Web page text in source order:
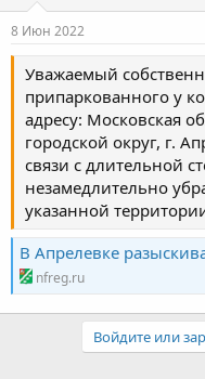
е
м
ч
а
а
8 Июн 2022
Уважаемый
припаркованного у
адресу: Московская
городской округ, г.
связи с длительной
незамедлительно
указанной
В Апрелевке
nfreg.ru
Войдите или